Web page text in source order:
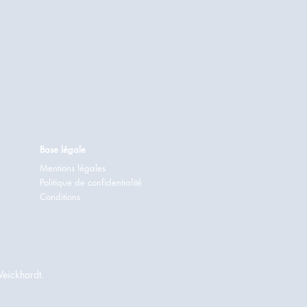
Base légale
Mentions légales
Politique de confidentialité
Conditions